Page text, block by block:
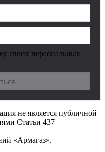
своих персональных
не является публичной
Статьи 437
«Армагаз».